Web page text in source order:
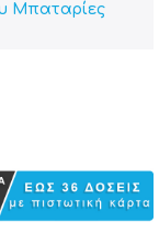
Μπαταρίες